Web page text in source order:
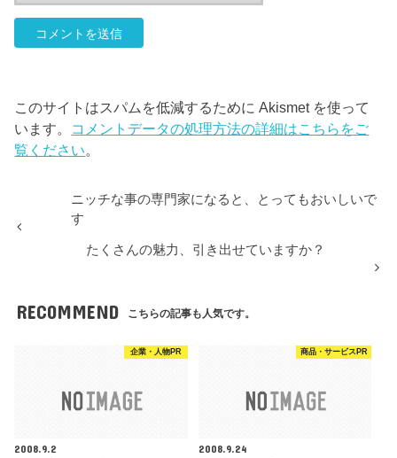
このサイトはスパムを低減するために Akismet を使って
います。 コメントデータの処理方法の詳細はこちらをご
覧ください。
ニッチな事の専門家になると、とってもおいしいで
す
たくさんの魅力、引き出せていますか？
RECOMMEND こちらの記事も人気です。
企業・人物PR
2008.9.2
商品・サービスPR
2008.9.24